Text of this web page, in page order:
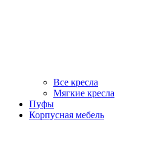
Все кресла
Мягкие кресла
Пуфы
Корпусная мебель